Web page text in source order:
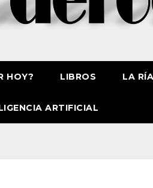
HOY? LIBROS LA
ARTIFICIAL